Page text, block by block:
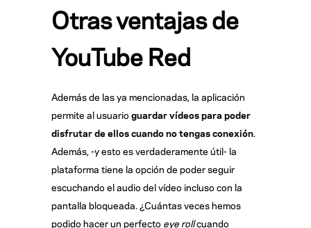
Otras ventajas de
YouTube Red
Además de las ya mencionadas, la aplicación
permite al usuario guardar vídeos para poder
disfrutar de ellos cuando no tengas conexión.
Además, -y esto es verdaderamente útil- la
plataforma tiene la opción de poder seguir
escuchando el audio del vídeo incluso con la
pantalla bloqueada. ¿Cuántas veces hemos
podido hacer un perfecto eye rollcuando